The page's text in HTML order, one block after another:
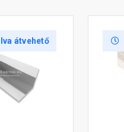
átvehető